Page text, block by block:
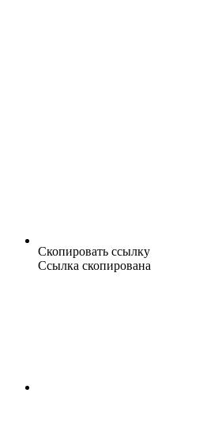
Скопировать ссылку
Ссылка скопирована